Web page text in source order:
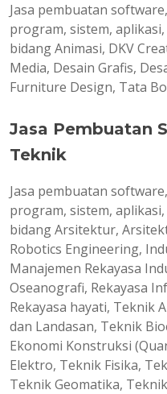
Jasa pembuatan
program, sistem,
bidang Animasi, DKV
Media, Desain Grafis,
Furniture Design, Tata
Jasa Pembuatan
Teknik
Jasa pembuatan
program, sistem,
bidang Arsitektur,
Robotics Engineering,
Manajemen Rekayasa
Oseanografi, Rekayasa
Rekayasa hayati, Teknik
dan Landasan, Teknik
Ekonomi Konstruksi
Elektro, Teknik Fisika,
Teknik Geomatika,